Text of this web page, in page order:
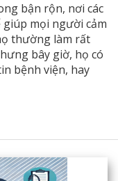
bận rộn, nơi các
giúp mọi người cảm
thường làm rất
bây giờ, họ có
bệnh viện, hay